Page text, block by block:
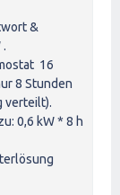
&
16
8 Stunden
verteilt).
0,6 kW * 8 h